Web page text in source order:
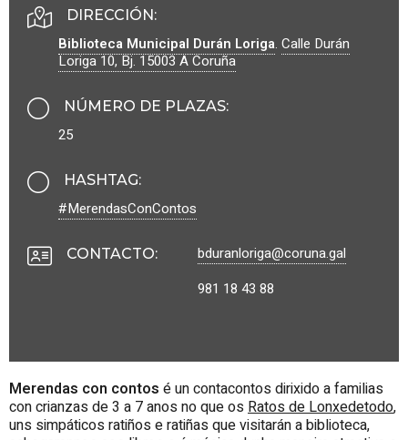
DIRECCIÓN:
Biblioteca Municipal Durán Loriga. Calle Durán
Loriga 10, Bj.15003A Coruña
NÚMERO DE PLAZAS:
25
HASHTAG:
#MerendasConContos
CONTACTO:
bduranloriga@coruna.gal
981 18 43 88
Merendas con contos é un contacontos dirixido a familias
con crianzas de 3 a 7 anos no que os Ratos de Lonxedetodo,
uns simpáticos ratiños e ratiñas que visitarán a biblioteca,